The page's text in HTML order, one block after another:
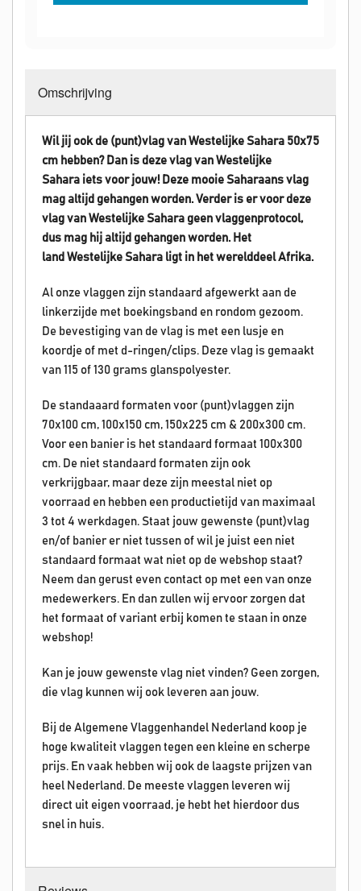
Omschrijving
Wil jij ook de (punt)vlag van Westelijke Sahara 50x75
cm hebben? Dan is deze vlag van Westelijke
Sahara iets voor jouw! Deze mooie Saharaans vlag
mag altijd gehangen worden. Verder is er voor deze
vlag van Westelijke Sahara geen vlaggenprotocol,
dus mag hij altijd gehangen worden. Het
land Westelijke Sahara ligt in het werelddeel Afrika.
Al onze vlaggen zijn standaard afgewerkt aan de
linkerzijde met boekingsband en rondom gezoom.
De bevestiging van de vlag is met een lusje en
koordje of met d-ringen/clips. Deze vlag is gemaakt
van 115 of 130 grams glanspolyester.
De standaaard formaten voor (punt)vlaggen zijn
70x100 cm, 100x150 cm, 150x225 cm & 200x300 cm.
Voor een banier is het standaard formaat 100x300
cm. De niet standaard formaten zijn ook
verkrijgbaar, maar deze zijn meestal niet op
voorraad en hebben een productietijd van maximaal
3 tot 4 werkdagen. Staat jouw gewenste (punt)vlag
en/of banier er niet tussen of wil je juist een niet
standaard formaat wat niet op de webshop staat?
Neem dan gerust even contact op met een van onze
medewerkers. En dan zullen wij ervoor zorgen dat
het formaat of variant erbij komen te staan in onze
webshop!
Kan je jouw gewenste vlag niet vinden? Geen zorgen,
die vlag kunnen wij ook leveren aan jouw.
Bij de Algemene Vlaggenhandel Nederland koop je
hoge kwaliteit vlaggen tegen een kleine en scherpe
prijs. En vaak hebben wij ook de laagste prijzen van
heel Nederland. De meeste vlaggen leveren wij
direct uit eigen voorraad, je hebt het hierdoor dus
snel in huis.